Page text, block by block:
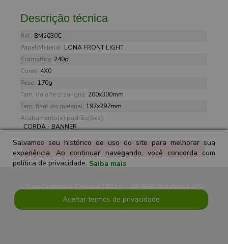
Descrição técnica
Ref.: BM2030C
Papel/Material: LONA FRONT LIGHT
Gramatura: 240g
Cores: 4X0
Peso: 170g
Tam. da arte c/ sangria: 200x300mm
Tam. final do material: 197x297mm
Acabamento(s) padrão(ões):
CORDA - BANNER
Comprar
Zap Gráfica e Editora LTDA - 10.588.201/0001-05
Salvamos seu histórico de uso do site para melhorar sua
experiência. Ao continuar navegando, você concorda com
política de privacidade. Saiba mais
Aceitar termos de privacidade